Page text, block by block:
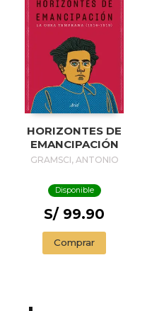
HORIZONTES DE
EMANCIPACIÓN
GRAMSCI, ANTONIO
Disponible
S/ 99.90
Comprar